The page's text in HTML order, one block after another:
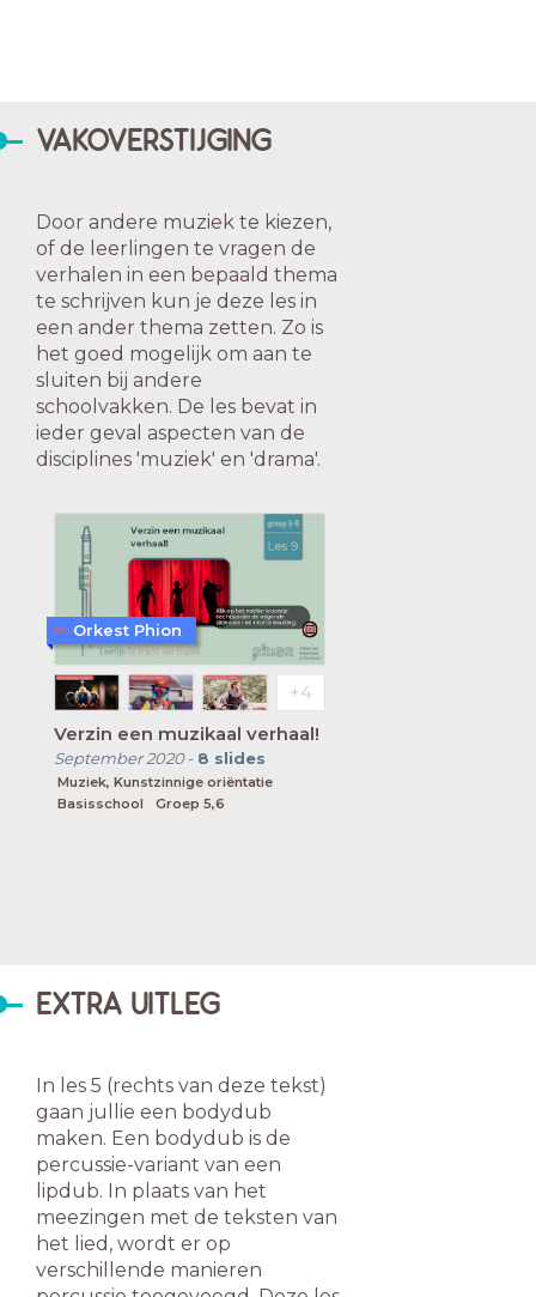
VAKOVERSTIJGING
Door andere muziek te kiezen,
of de leerlingen te vragen de
verhalen in een bepaald thema
te schrijven kun je deze les in
een ander thema zetten. Zo is
het goed mogelijk om aan te
sluiten bij andere
schoolvakken. De les bevat in
ieder geval aspecten van de
disciplines 'muziek' en 'drama'.
Verzin een muzikaal verhaal!
September 2020- 8 slides
Muziek, Kunstzinnige oriëntatie
Basisschool
Groep 5,6
Orkest Phion
EXTRA UITLEG
In les 5 (rechts van deze tekst)
gaan jullie een bodydub
maken. Een bodydub is de
percussie-variant van een
lipdub. In plaats van het
meezingen met de teksten van
het lied, wordt er op
verschillende manieren